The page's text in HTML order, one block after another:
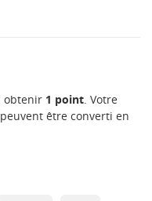
obtenir 1 point. Votre
être converti en